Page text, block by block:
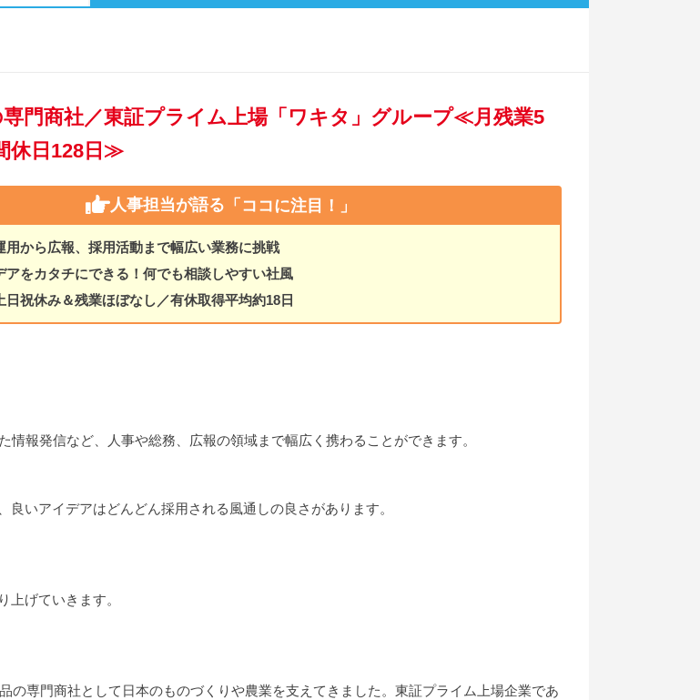
専門商社／東証プライム上場「ワキタ」グループ≪月残業5
休日128日≫
人事担当が語る 「ココに注目！」
用から広報、採用活動まで幅広い業務に挑戦
アをカタチにできる！何でも相談しやすい社風
日祝休み＆残業ほぼなし／有休取得平均約18日
報発信など、人事や総務、広報の領域まで幅広く携わることができます。
いアイデアはどんどん採用される風通しの良さがあります。
上げていきます。
の専門商社として日本のものづくりや農業を支えてきました。東証プライム上場企業であ